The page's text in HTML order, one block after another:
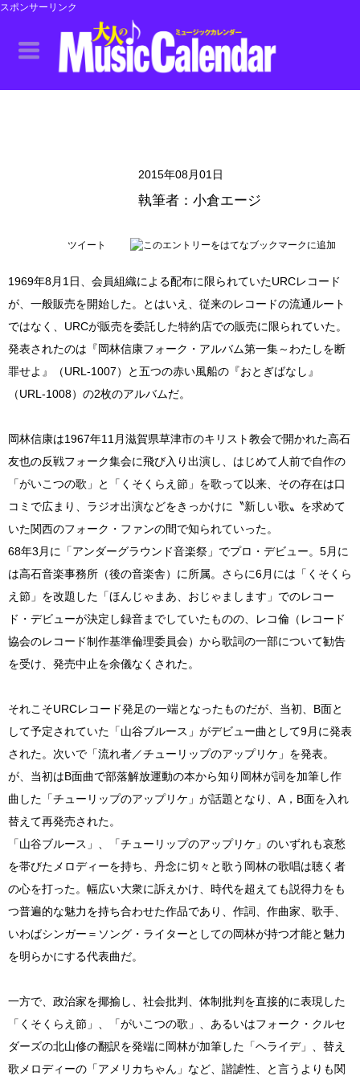
スポンサーリンク
2015年08月01日
執筆者：小倉エージ
ツイート
1969年8月1日、会員組織による配布に限られていたURCレコード
が、一般販売を開始した。とはいえ、従来のレコードの流通ルート
ではなく、URCが販売を委託した特約店での販売に限られていた。
発表されたのは『岡林信康フォーク・アルバム第一集～わたしを断
罪せよ』（URL-1007）と五つの赤い風船の『おとぎばなし』
（URL-1008）の2枚のアルバムだ。
岡林信康は1967年11月滋賀県草津市のキリスト教会で開かれた高石
友也の反戦フォーク集会に飛び入り出演し、はじめて人前で自作の
「がいこつの歌」と「くそくらえ節」を歌って以来、その存在は口
コミで広まり、ラジオ出演などをきっかけに〝新しい歌〟を求めて
いた関西のフォーク・ファンの間で知られていった。
68年3月に「アンダーグラウンド音楽祭」でプロ・デビュー。5月に
は高石音楽事務所（後の音楽舎）に所属。さらに6月には「くそくら
え節」を改題した「ほんじゃまあ、おじゃまします」でのレコー
ド・デビューが決定し録音までしていたものの、レコ倫（レコード
協会のレコード制作基準倫理委員会）から歌詞の一部について勧告
を受け、発売中止を余儀なくされた。
それこそURCレコード発足の一端となったものだが、当初、B面と
して予定されていた「山谷ブルース」がデビュー曲として9月に発表
された。次いで「流れ者／チューリップのアップリケ」を発表。
が、当初はB面曲で部落解放運動の本から知り岡林が詞を加筆し作
曲した「チューリップのアップリケ」が話題となり、A，B面を入れ
替えて再発売された。
「山谷ブルース」、「チューリップのアップリケ」のいずれも哀愁
を帯びたメロディーを持ち、丹念に切々と歌う岡林の歌唱は聴く者
の心を打った。幅広い大衆に訴えかけ、時代を超えても説得力をも
つ普遍的な魅力を持ち合わせた作品であり、作詞、作曲家、歌手、
いわばシンガー＝ソング・ライターとしての岡林が持つ才能と魅力
を明らかにする代表曲だ。
一方で、政治家を揶揄し、社会批判、体制批判を直接的に表現した
「くそくらえ節」、「がいこつの歌」、あるいはフォーク・クルセ
ダーズの北山修の翻訳を発端に岡林が加筆した「ヘライデ」、替え
歌メロディーの「アメリカちゃん」など、諧謔性、と言うよりも関